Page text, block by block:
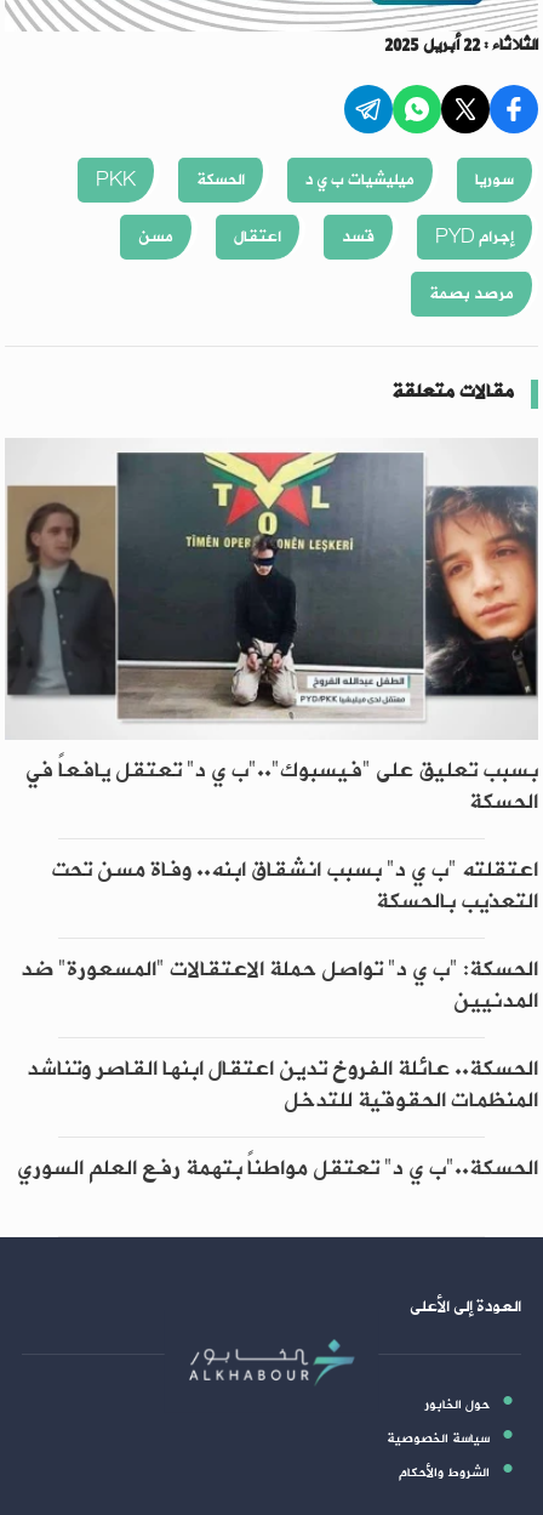
الثلاثاء : 22 أبريل 2025
سوريا ميليشيات ب ي د الحسكة
PKK
إجرام PYD
قسد اعتقال
مسن
مرصد بصمة
مقالات متعلقة
بسبب تعليق على "فيسبوك".."ب ي د" تعتقل يافعاً في
الحسكة
اعتقلته "ب ي د" بسبب انشقاق ابنه.. وفاة مسن تحت
التعذيب بالحسكة
الحسكة: "ب ي د" تواصل حملة الاعتقالات "المسعورة" ضد
المدنيين
الحسكة.. عائلة الفروخ تدين اعتقال ابنها القاصر وتناشد
المنظمات الحقوقية للتدخل
الحسكة.."ب ي د" تعتقل مواطناً بتهمة رفع العلم السوري
العودة إلى الأعلى
حول الخابور
سياسة الخصوصية
الشروط والأحكام